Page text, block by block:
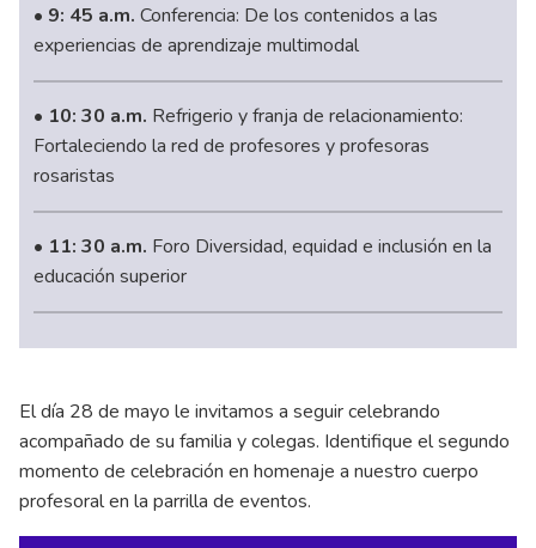
• 9: 45 a.m.Conferencia: De los contenidos a las
experiencias de aprendizaje multimodal
• 10: 30 a.m. Refrigerio y franja de relacionamiento:
Fortaleciendo la red de profesores y profesoras
rosaristas
• 11: 30 a.m. Foro Diversidad, equidad e inclusión en la
educación superior
El día 28 de mayo le invitamos a seguir celebrando
acompañado de su familia y colegas. Identifique el segundo
momento de celebración en homenaje a nuestro cuerpo
profesoral en la parrilla de eventos.